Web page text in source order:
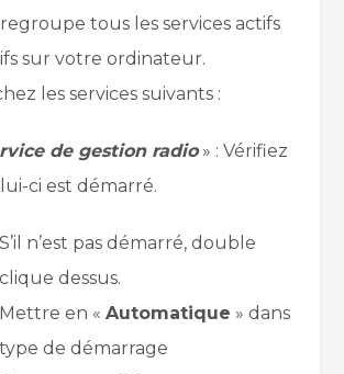
tous les services actifs
sur votre ordinateur.
les services suivants :
de gestion radio» : Vérifiez
ci est démarré.
S’il n’est pas démarré, double
clique dessus.
Mettre en «Automatique » dans
type de démarrage